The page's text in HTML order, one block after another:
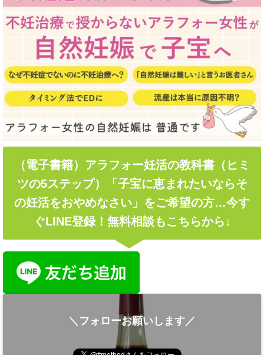
（電子書籍）アラフォー妊活の教科書（ヒミ
ツの5ステップ）「子宝に恵まれたいならそ
の妊活をおやめなさい」をご希望の方…今す
ぐLINE登録！無料相談もこちらから↓
＼フォローお願いします／